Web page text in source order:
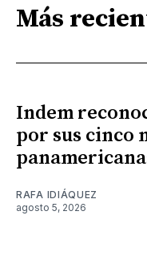
Más
Indem
por sus cinco
RAFA IDIÁQUEZ
agosto 5, 2026